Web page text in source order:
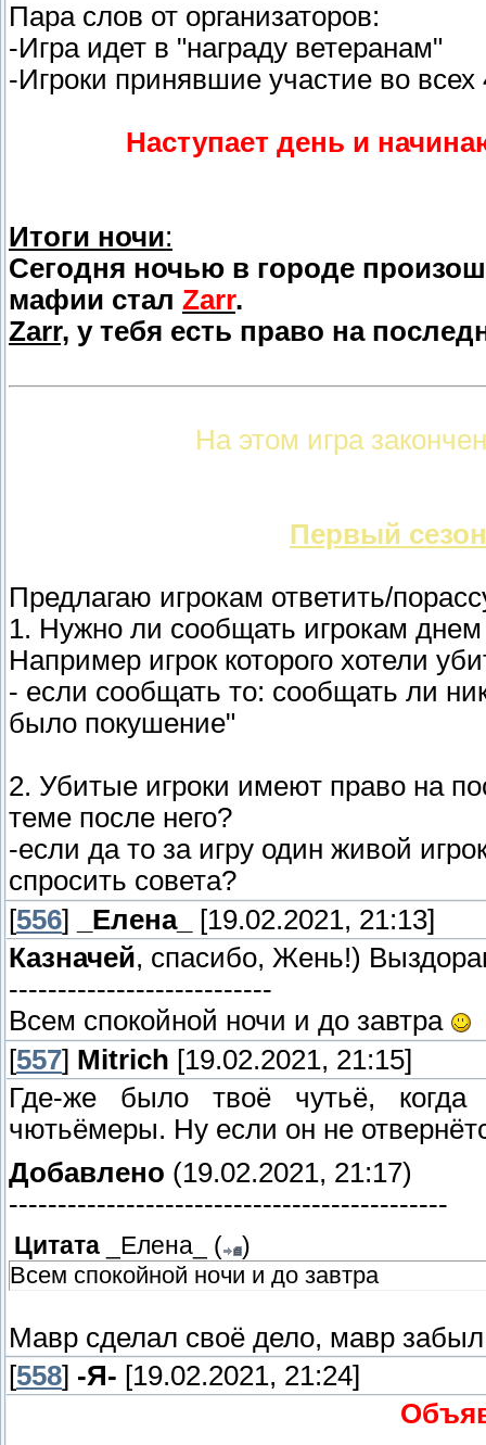
Пара слов от организаторов:
-Игра идет в "награду ветеранам"
-Игроки принявшие участие во
Наступает день и
Итоги ночи:
Сегодня ночью в городе
мафии стал Zarr.
Zarr, у тебя есть право на
На этом игра
Первый
Предлагаю игрокам ответить/
1. Нужно ли сообщать игрокам
Например игрок которого хотели
- если сообщать то: сообщать ли
было покушение"
2. Убитые игроки имеют право на
теме после него?
-если да то за игру один живой
спросить совета?
[556] _Елена_
[19.02.2021, 21:13]
Казначей, спасибо, Жень!)
---------------------------
Всем спокойной ночи и до завтра
[557] Mitrich [19.02.2021, 21:15]
Где-же было твоё чутьё,
чютьёмеры. Ну если он не
Добавлено (19.02.2021, 21:17)
---------------------------------------------
Цитата _Елена_ (
)
Всем спокойной ночи и до завтра
Мавр сделал своё дело, мавр забыл
[558] -Я- [19.02.2021, 21:24]